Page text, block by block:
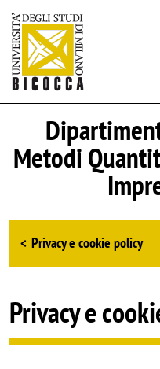
Metodi
Browse the
Privacy e cookie policy
Privacy e